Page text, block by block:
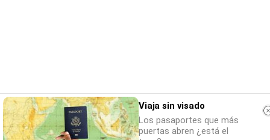
Viaja sin visado
Los pasaportes que más
puertas abren ¿está el